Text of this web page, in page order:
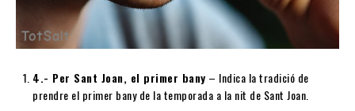
4.- Per Sant Joan, el primer bany – Indica la tradició de
prendre el primer bany de la temporada a la nit de Sant Joan.